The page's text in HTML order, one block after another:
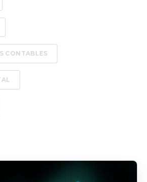
CONTABLES